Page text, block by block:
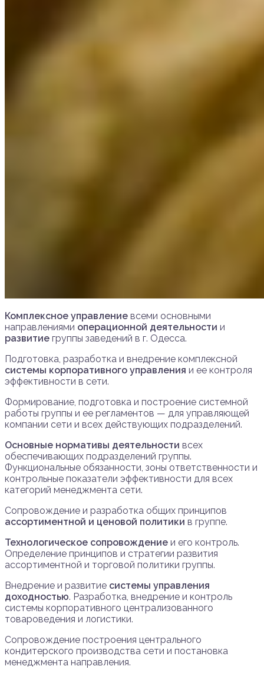
Комплексное управление всеми основными
направлениями операционной деятельности и
развитие группы заведений в г. Одесса.
Подготовка, разработка и внедрение комплексной
системы корпоративного управления и ее контроля
эффективности в сети.
Формирование, подготовка и построение системной
работы группы и ее регламентов — для управляющей
компании сети и всех действующих подразделений.
Основные нормативы деятельности всех
обеспечивающих подразделений группы.
Функциональные обязанности, зоны ответственности и
контрольные показатели эффективности для всех
категорий менеджмента сети.
Сопровождение и разработка общих принципов
ассортиментной и ценовой политики в группе.
Технологическое сопровождение и его контроль.
Определение принципов и стратегии развития
ассортиментной и торговой политики группы.
Внедрение и развитие системы управления
доходностью. Разработка, внедрение и контроль
системы корпоративного централизованного
товароведения и логистики.
Сопровождение построения центрального
кондитерского производства сети и постановка
менеджмента направления.